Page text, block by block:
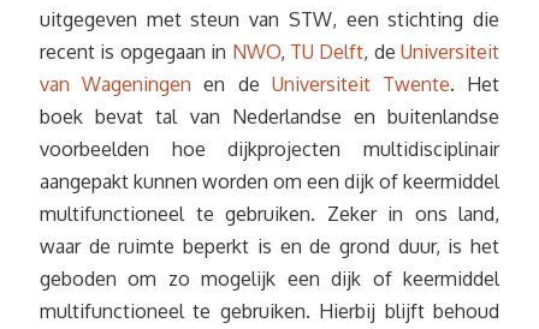
uitgegeven met steun van STW, een stichting die
recent is opgegaan in NWO, TU Delft, de Universiteit
van Wageningen en de Universiteit Twente. Het
boek bevat tal van Nederlandse en buitenlandse
voorbeelden hoe dijkprojecten multidisciplinair
aangepakt kunnen worden om een dijk of keermiddel
multifunctioneel te gebruiken. Zeker in ons land,
waar de ruimte beperkt is en de grond duur, is het
geboden om zo mogelijk een dijk of keermiddel
multifunctioneel te gebruiken. Hierbij blijft behoud